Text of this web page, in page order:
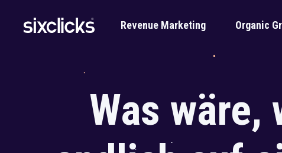
Revenue Marketing Organic
Was wäre,